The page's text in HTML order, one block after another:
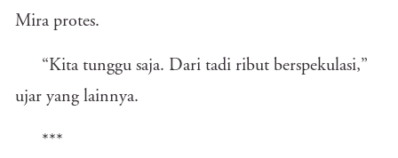
Mira protes.
“Kita tunggu saja. Dari tadi ribut berspekulasi,”
ujar yang lainnya.
***